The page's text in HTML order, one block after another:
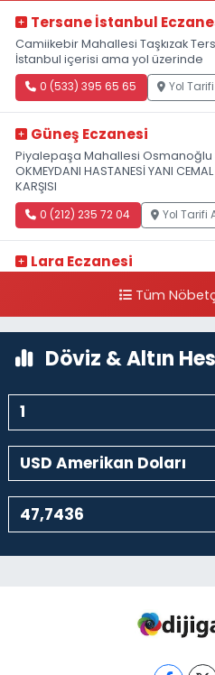
Tersane İstanbul
Camiikebir Mahallesi Taşkızak
İstanbul içerisi ama yol üzerinde
0 (533) 395 65 65 Yol
Güneş Eczanesi
Piyalepaşa Mahallesi Osmanoğlu
OKMEYDANI HASTANESİ YANI
KARŞISI
0 (212) 235 72 04 Yol Tarifi
Lara Eczanesi
HASTANESİ KARŞISI
Tüm
Döviz & Altın